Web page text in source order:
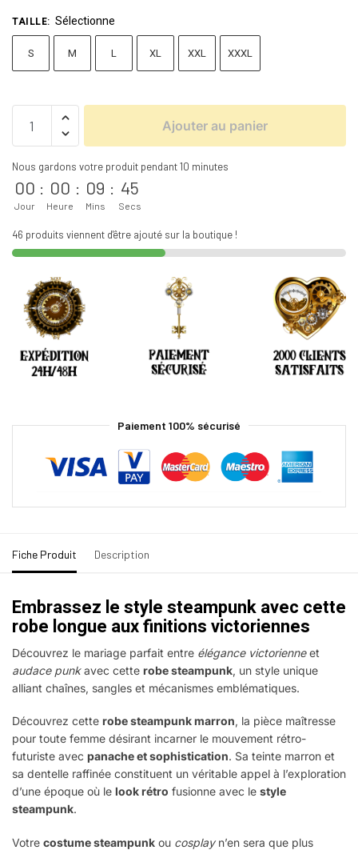
TAILLE: Sélectionne
S M L XL XXL XXXL
Ajouter au panier
Nous gardons votre produit pendant 10 minutes
00
Jour
: 00
Heure
: 09
Mins
: 45
Secs
46 produits viennent d'être ajouté sur la boutique !
Paiement 100% sécurisé
Fiche Produit Description
Embrassez le style steampunk avec cette
robe longue aux finitions victoriennes
Découvrez le mariage parfait entre élégance victorienneet
audace punkavec cette robe steampunk, un style unique
alliant chaînes, sangles et mécanismes emblématiques.
Découvrez cette robe steampunk marron, la pièce maîtresse
pour toute femme désirant incarner le mouvement rétro-
futuriste avec panache et sophistication. Sa teinte marron et
sa dentelle raffinée constituent un véritable appel à l’exploration
d’une époque où le look rétro fusionne avec le style
steampunk.
Votre costume steampunk ou cosplayn’en sera que plus